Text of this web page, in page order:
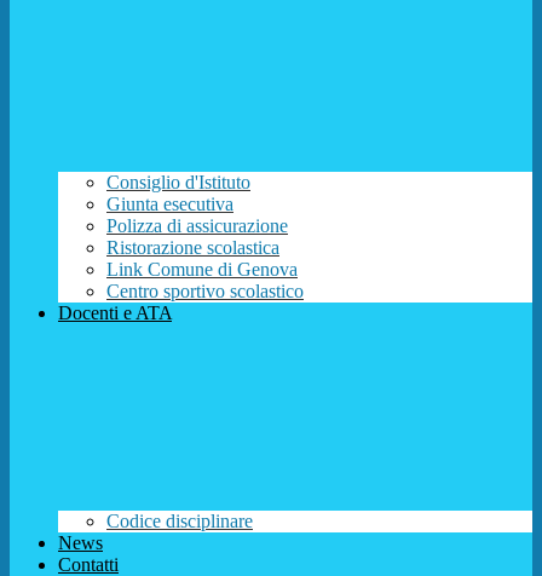
Consiglio d'Istituto
Giunta esecutiva
Polizza di assicurazione
Ristorazione scolastica
Link Comune di Genova
Centro sportivo scolastico
Docenti e ATA
Codice disciplinare
News
Contatti